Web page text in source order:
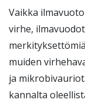
Vaikka
virhe,
muiden
ja
kannalta